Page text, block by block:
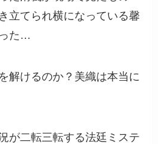
立てられ横になっている馨
た…
解けるのか？美織は本当に
が二転三転する法廷ミステ